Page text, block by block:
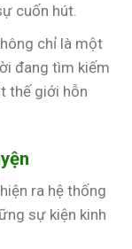
cuốn hút.
chỉ là một
đang tìm kiếm
thế giới hỗn
ra hệ thống
sự kiện kinh